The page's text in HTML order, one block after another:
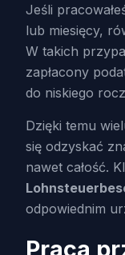
Jeśli
lub miesięcy,
W takich
zapłacony
do niskiego
Dzięki temu
się odzyskać
nawet całość.
odpowiednim
Praca